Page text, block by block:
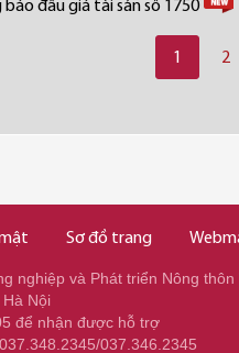
báo đấu giá tài sản số 1750
1 2
Sơ đồ trang
nghiệp và Phát triển Nông thôn
Nội
để nhận được hỗ trợ
037.346.2345